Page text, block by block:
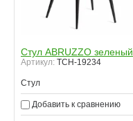
Стул ABRUZZO зеленый
Артикул: TCH-19234
Стул
Добавить к сравнению